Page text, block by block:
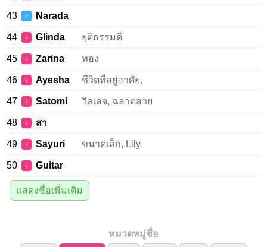
43 ♂ Narada
44 ♀ Glinda ยุติธรรมดี
45 ♀ Zarina ทอง
46 ♀ Ayesha ชีวิตที่อยู่อาศัย,
47 ♀ Satomi วิลเลจ, ฉลาดสวย
48 ♀ สา
49 ♀ Sayuri ขนาดเล็ก, Lily
50 ♀ Guitar
แสดงชื่อเพิ่มเติม
หมวดหมู่ชื่อ